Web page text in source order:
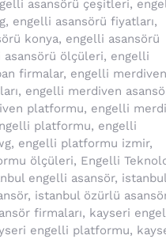
asansörü çeşitleri,
, engelli asansörü fiyatları,
konya, engelli asansörü
asansörü ölçüleri, engelli
firmalar, engelli merdiven
, engelli merdiven
platformu, engelli
platformu, engelli
, engelli platformu izmir,
ölçüleri, Engelli
engelli asansör, istanbul
, istanbul özürlü
firmaları, kayseri
engelli platformu,